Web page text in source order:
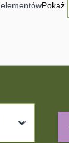
elementówPokaż